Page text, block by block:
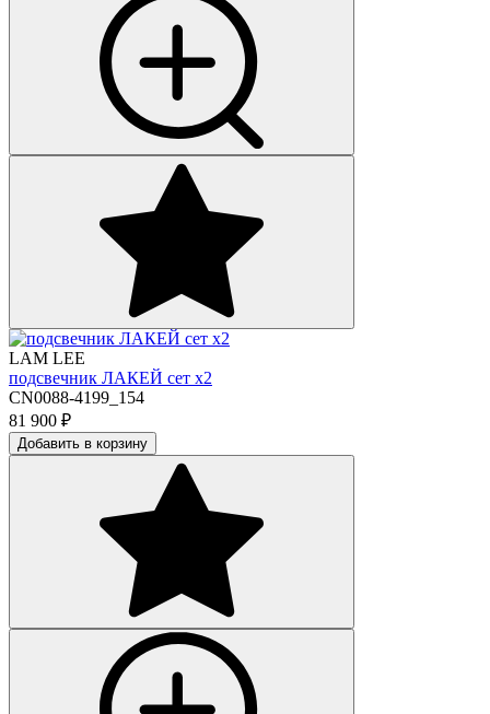
LAM LEE
подсвечник ЛАКЕЙ сет х2
CN0088-4199_154
81 900 ₽
Добавить в корзину